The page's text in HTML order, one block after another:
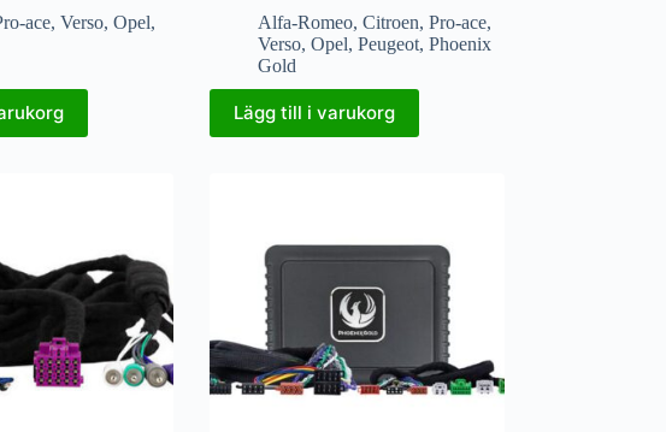
ace, Verso, Opel,
Alfa-Romeo, Citroen, Pro-ace,
Verso, Opel, Peugeot, Phoenix
Gold
Lägg till i varukorg